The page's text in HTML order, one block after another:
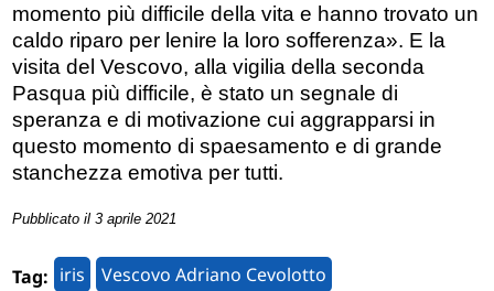
momento più difficile della vita e hanno trovato un
caldo riparo per lenire la loro sofferenza». E la
visita del Vescovo, alla vigilia della seconda
Pasqua più difficile, è stato un segnale di
speranza e di motivazione cui aggrapparsi in
questo momento di spaesamento e di grande
stanchezza emotiva per tutti.
Pubblicato il 3 aprile 2021
Tag: iris Vescovo Adriano Cevolotto